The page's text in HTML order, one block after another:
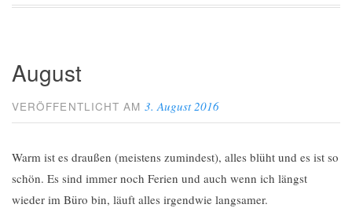
August
VERÖFFENTLICHT AM3. August 2016
Warm ist es draußen (meistens zumindest), alles blüht und es ist so
schön. Es sind immer noch Ferien und auch wenn ich längst
wieder im Büro bin, läuft alles irgendwie langsamer.